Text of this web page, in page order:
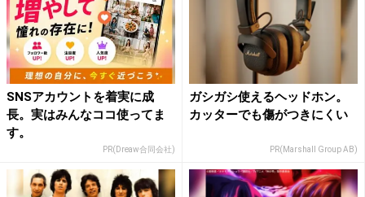
SNSアカウントを着実に成
長。実はみんなココ使ってま
す。
PR(Dreaw合同会社)
ガシガシ使えるヘッドホン。
カッターでも傷がつきにくい
PR(Marshall Group AB)